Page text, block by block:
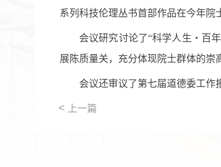
系列科技伦理丛书首部作品在今年院
会议研究讨论了“科学人生・百
展陈质量关，充分体现院士群体的崇
会议还审议了第七届道德委工作
< 上一篇